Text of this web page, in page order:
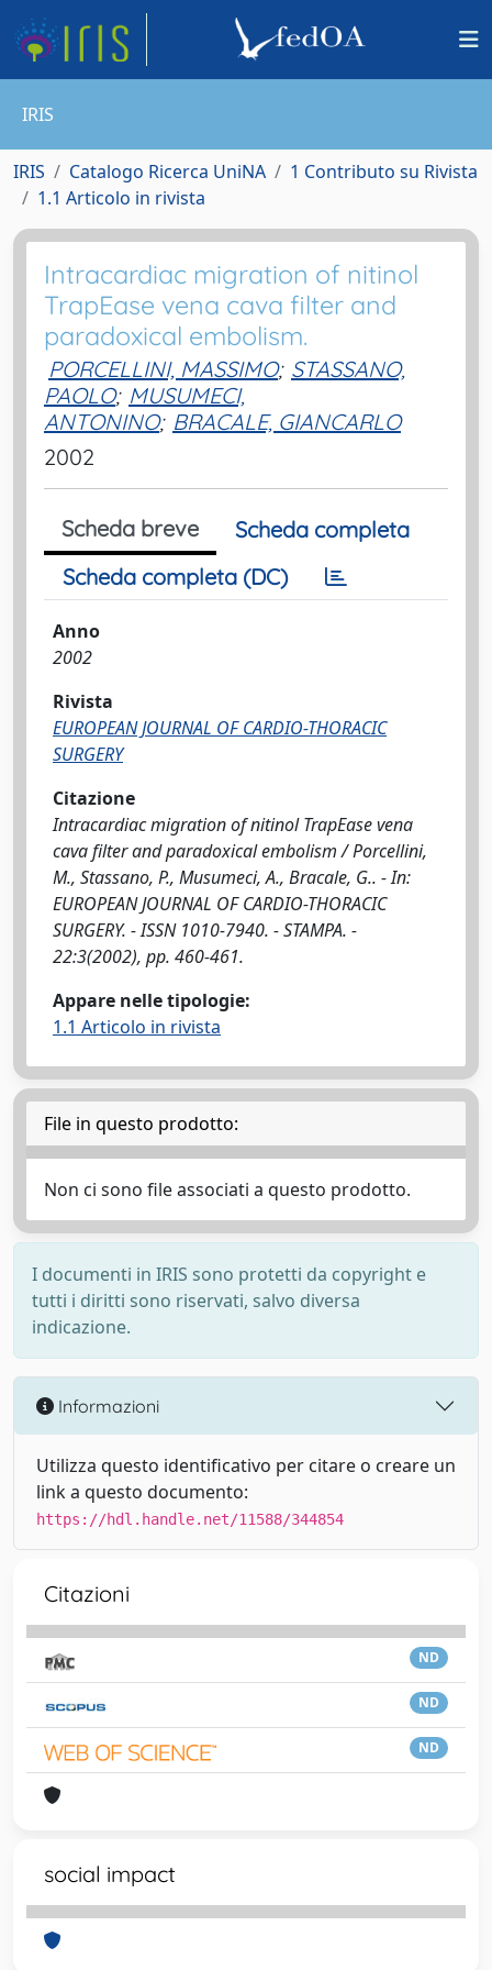
IRIS
IRIS Catalogo Ricerca UniNA
1 Contributo su Rivista
1.1 Articolo in rivista
Intracardiac migration of nitinol
TrapEase vena cava filter and
paradoxical embolism.
PORCELLINI, MASSIMO; STASSANO,
PAOLO; MUSUMECI,
ANTONINO; BRACALE, GIANCARLO
2002
Scheda breve
Scheda completa
Scheda completa (DC)
Anno
2002
Rivista
EUROPEAN JOURNAL OF CARDIO-THORACIC
SURGERY
Citazione
Intracardiac migration of nitinol TrapEase vena
cava filter and paradoxical embolism / Porcellini,
M., Stassano, P., Musumeci, A., Bracale, G.. - In:
EUROPEAN JOURNAL OF CARDIO-THORACIC
SURGERY. - ISSN 1010-7940. - STAMPA. -
22:3(2002), pp. 460-461.
Appare nelle tipologie:
1.1 Articolo in rivista
File in questo prodotto:
Non ci sono file associati a questo prodotto.
I documenti in IRIS sono protetti da copyright e
tutti i diritti sono riservati, salvo diversa
indicazione.
Informazioni
Utilizza questo identificativo per citare o creare un
link a questo documento:
https://hdl.handle.net/11588/344854
Citazioni
ND
ND
ND
social impact